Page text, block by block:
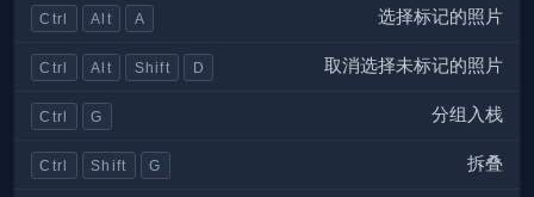
Ctrl Alt A 选择标记的照片
Ctrl Alt Shift D 取消选择未标记的照片
Ctrl G 分组入栈
Ctrl Shift G 拆叠